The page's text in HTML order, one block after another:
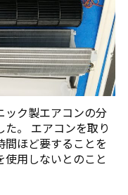
ック製エアコンの分
。 エアコンを取り
ほど要することを
用しないとのこと